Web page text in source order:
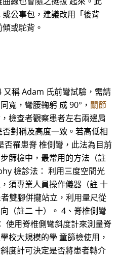
公事包，建議改用「後背
或駝背。
稱 Adam 氏前彎試驗，需請
寬，彎腰鞠躬 成 90°， 關節
檢查者觀察患者左右兩邊肩
對稱及高度一致。若高低相
罹患脊 椎側彎，此法為目前
篩檢中，最常用的方法（註
檢診法： 利用三度空間光
須專業人員操作儀器（註 十
雙腳併攏站立，利用量尺從
（註二 十）。 4、脊椎側彎
使用脊椎側彎斜度計來測量脊
校大規模的學 童篩檢使用，
度計可決定是否將患者轉介